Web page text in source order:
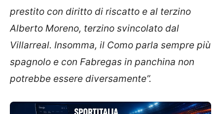
prestito con diritto di riscatto e al terzino
Alberto Moreno, terzino svincolato dal
Villarreal. Insomma, il Como parla sempre più
spagnolo e con Fabregas in panchina non
potrebbe essere diversamente”.